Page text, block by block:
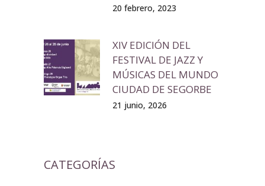
20 febrero, 2023
XIV EDICIÓN DEL
FESTIVAL DE JAZZ Y
MÚSICAS DEL MUNDO
CIUDAD DE SEGORBE
21 junio, 2026
CATEGORÍAS